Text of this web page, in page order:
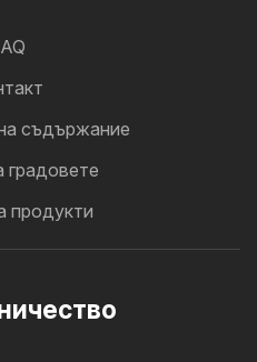
съдържание
градовете
продукти